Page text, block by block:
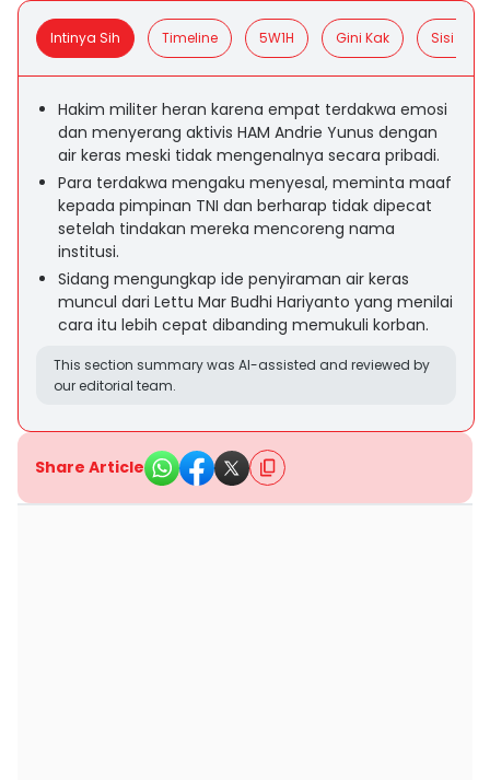
Intinya Sih Timeline 5W1H Gini Kak Sisi
Hakim militer heran karena empat terdakwa emosi
dan menyerang aktivis HAM Andrie Yunus dengan
air keras meski tidak mengenalnya secara pribadi.
Para terdakwa mengaku menyesal, meminta maaf
kepada pimpinan TNI dan berharap tidak dipecat
setelah tindakan mereka mencoreng nama
institusi.
Sidang mengungkap ide penyiraman air keras
muncul dari Lettu Mar Budhi Hariyanto yang menilai
cara itu lebih cepat dibanding memukuli korban.
This section summary was AI-assisted and reviewed by
our editorial team.
Share Article